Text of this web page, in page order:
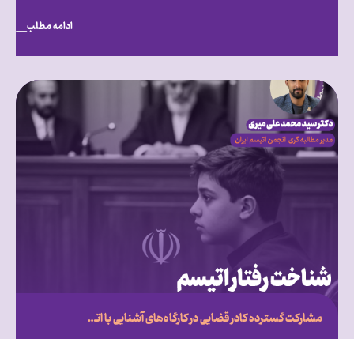
ادامه مطلب
مشارکت گسترده کادر قضایی در کارگاه‌های آشنایی با اتیسم؛ فراخوان انجمن اتیسم برای ایجاد مجتمع‌های قضایی «دوستدار اتیسم»